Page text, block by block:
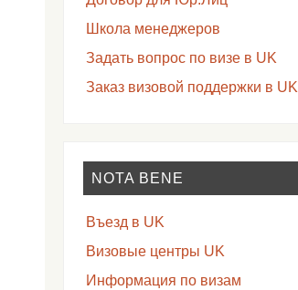
Школа менеджеров
Задать вопрос по визе в UK
Заказ визовой поддержки в UK
NOTA BENE
Въезд в UK
Визовые центры UK
Информация по визам